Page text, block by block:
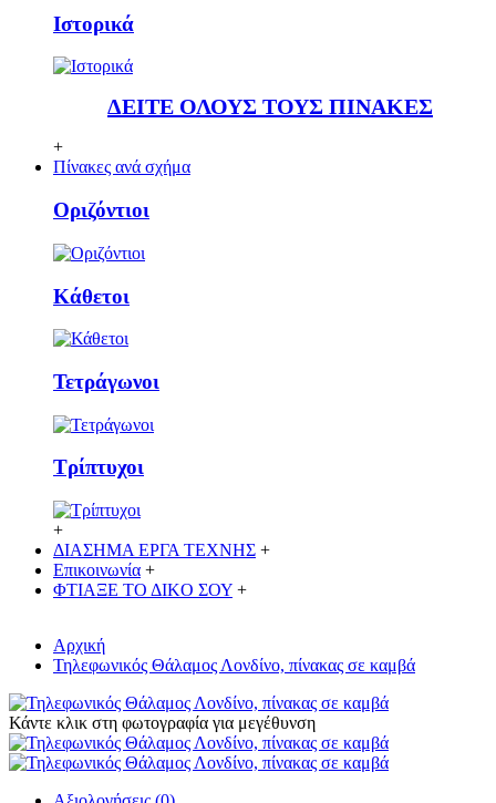
Ιστορικά
ΔΕΙΤΕ ΟΛΟΥΣ ΤΟΥΣ ΠΙΝΑΚΕΣ
+
Πίνακες ανά σχήμα
Οριζόντιοι
Κάθετoι
Τετράγωνοι
Τρίπτυχοι
+
ΔΙΑΣΗΜΑ ΕΡΓΑ ΤΕΧΝΗΣ +
Επικοινωνία +
ΦΤΙΑΞΕ ΤΟ ΔΙΚO ΣΟΥ +
Αρχική
Τηλεφωνικός Θάλαμος Λονδίνο, πίνακας σε καμβά
Κάντε κλικ στη φωτογραφία για μεγέθυνση